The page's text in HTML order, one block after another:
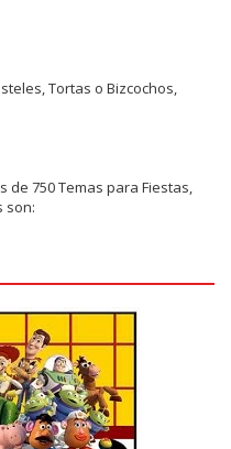
Tortas o Bizcochos,
de 750 Temas para Fiestas,
son: